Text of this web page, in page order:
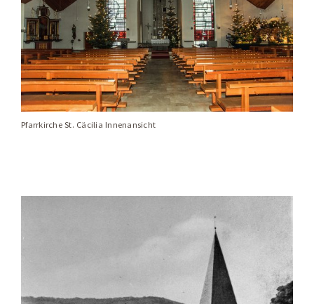
Pfarrkirche St. Cäcilia Innenansicht